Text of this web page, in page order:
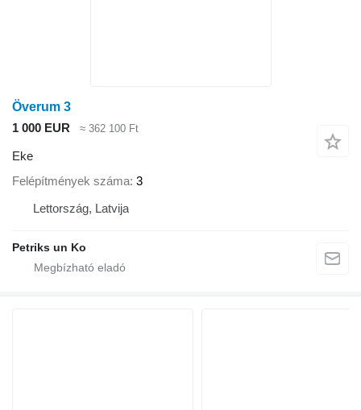
Överum 3
1 000 EUR
≈ 362 100 Ft
Eke
Felépítmények száma 3
Lettország, Latvija
Petriks un Ko